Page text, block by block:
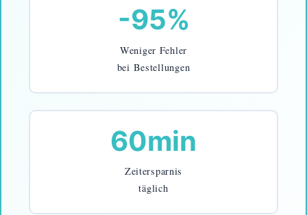
-95%
Weniger Fehler
bei Bestellungen
60min
Zeitersparnis
täglich